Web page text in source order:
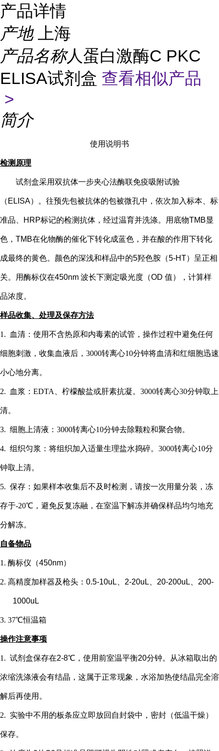
产品详情
产地
上海
产品名称人蛋白激酶C PKC
ELISA试剂盒 查看相似产品
>
简介
使用说明书
检测原理
试剂盒采用双抗体一步夹心法酶联免疫吸附试验
（ ELISA）。往预先包被抗体的包被微孔中，依次加入标本、标
准品、HRP标记的检测抗体，经过温育并洗涤。用底物TMB显
色，TMB在化物酶的催化下转化成蓝色，并在酸的作用下转化
成最终的黄色。颜色的深浅和样品中的5羟色胺（5-HT） 呈正相
关。用酶标仪在450nm 波长下测定吸光度（OD 值），计算样
品浓度。
样品收集、处理及保存方法
1. 血清：使用不含热原和内毒素的试管，操作过程中避免任何
细胞刺激，收集血液后，3000转离心10分钟将血清和红细胞迅速
小心地分离。
2. 血浆：EDTA、柠檬酸盐或肝素抗凝。3000转离心30分钟取上
清。
3. 细胞上清液：3000转离心10分钟去除颗粒和聚合物。
4. 组织匀浆：将组织加入适量生理盐水捣碎。3000转离心10分
钟取上清。
5. 保存：如果样本收集后不及时检测，请按一次用量分装，冻
存于-20℃，避免反复冻融，在室温下解冻并确保样品均匀地充
分解冻。
自备物品
1. 酶标仪（450nm）
2. 高精度加样器及枪头： 0.5-10uL、2-20uL、20-200uL、200-
1000uL
3. 37℃恒温箱
操作注意事项
1. 试剂盒保存在2-8℃，使用前室温平衡20分钟。从冰箱取出的
浓缩洗涤液会有结晶，这属于正常现象，水浴加热使结晶完全溶
解后再使用。
2. 实验中不用的板条应立即放回自封袋中，密封（低温干燥）
保存。